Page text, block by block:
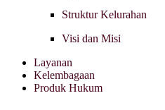
Struktur Kelurahan
Visi dan Misi
Layanan
Kelembagaan
Produk Hukum